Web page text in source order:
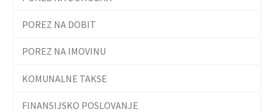
POREZ NA DOBIT
POREZ NA IMOVINU
KOMUNALNE TAKSE
FINANSIJSKO POSLOVANJE